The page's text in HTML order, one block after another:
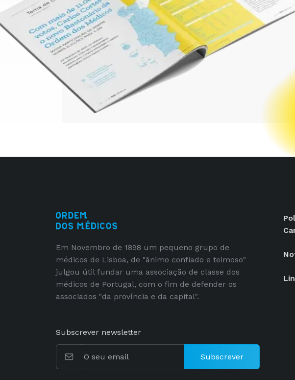
Em Novembro de 1898 um pequeno grupo de
médicos de Lisboa, de "ânimo confiado e teimoso"
julgou útil fundar uma associação de classe dos
médicos de Portugal, com o fim de defender os
associados "da província e da capital".
Subscrever newsletter
Subscrever